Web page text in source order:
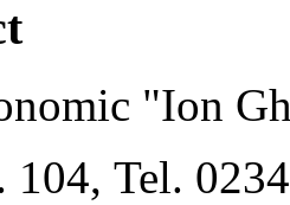
"Ion
104, Tel.